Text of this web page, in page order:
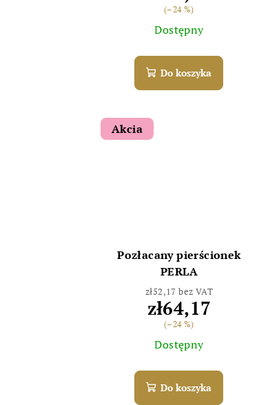
(–24 %)
Dostępny
Do koszyka
Akcia
Pozłacany pierścionek
PERLA
zł52,17 bez VAT
zł64,17
(–24 %)
Dostępny
Do koszyka